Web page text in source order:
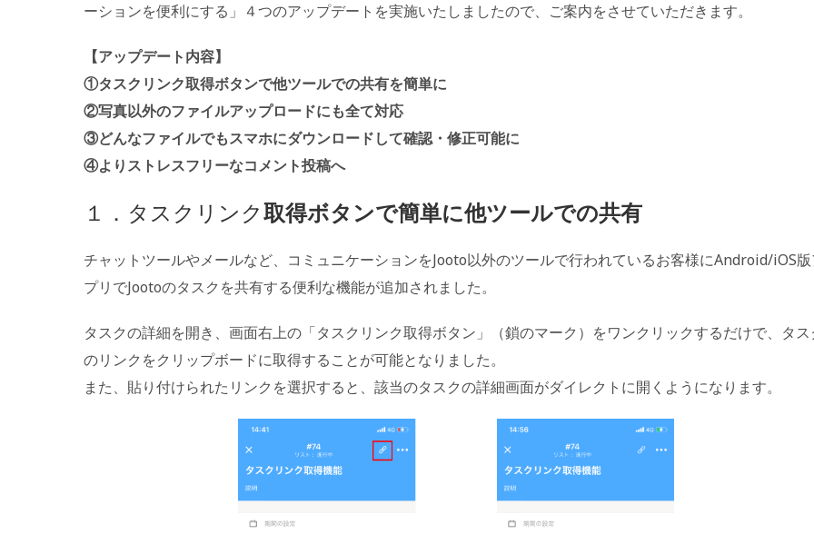
ーションを便利にする」４つのアップデートを実施いたしましたので、ご案内をさせていただきます。
【アップデート内容】
①タスクリンク取得ボタンで他ツールでの共有を簡単に
②写真以外のファイルアップロードにも全て対応
③どんなファイルでもスマホにダウンロードして確認・修正可能に
④よりストレスフリーなコメント投稿へ
１．タスクリンク取得ボタンで簡単に他ツールでの共有
チャットツールやメールなど、コミュニケーションをJooto以外のツールで行われているお客様にAndroid/iOS
プリでJootoのタスクを共有する便利な機能が追加されました。
タスクの詳細を開き、画面右上の「タスクリンク取得ボタン」（鎖のマーク）をワンクリックするだけで、タス
のリンクをクリップボードに取得することが可能となりました。
また、貼り付けられたリンクを選択すると、該当のタスクの詳細画面がダイレクトに開くようになります。